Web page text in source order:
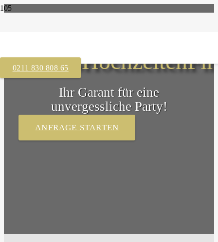
0211 830 808 65
EventsHochzeiten
Ihr Garant für eine
unvergessliche Party!
ANFRAGE STARTEN